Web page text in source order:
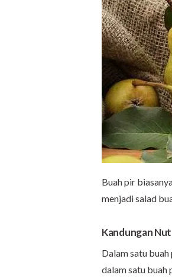
Buah pir
menjadi salad
Kandungan
Dalam satu
dalam satu buah